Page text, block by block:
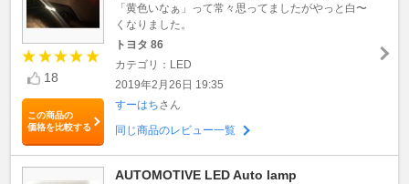
18
この商品の
価格を比較する
「黄色いなぁ」って常々思ってましたがやっと白〜
くなりました。
トヨタ 86
カテゴリ：LED
2019年2月26日 19:35
すーはちさん
同じ商品のレビュー一覧
AUTOMOTIVE LED Auto lamp